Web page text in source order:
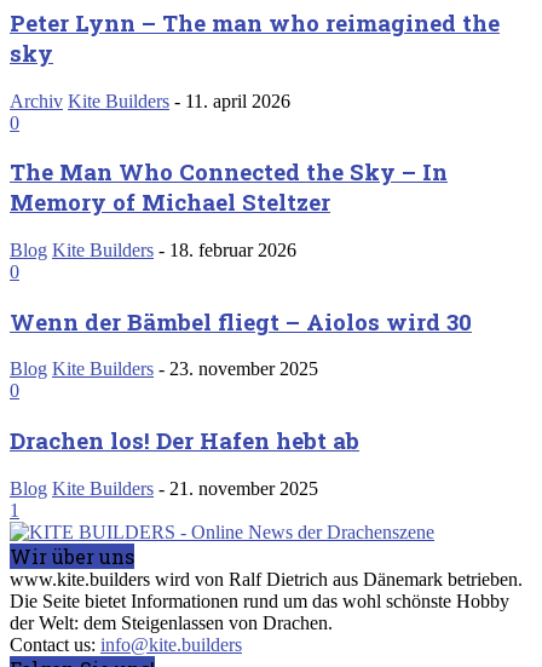
Peter Lynn – The man who reimagined the
sky
Archiv Kite Builders - 11. april 2026
0
The Man Who Connected the Sky – In
Memory of Michael Steltzer
Blog Kite Builders - 18. februar 2026
0
Wenn der Bämbel fliegt – Aiolos wird 30
Blog Kite Builders - 23. november 2025
0
Drachen los! Der Hafen hebt ab
Blog Kite Builders - 21. november 2025
1
Wir über uns
www.kite.builders wird von Ralf Dietrich aus Dänemark betrieben.
Die Seite bietet Informationen rund um das wohl schönste Hobby
der Welt: dem Steigenlassen von Drachen.
Contact us: info@kite.builders